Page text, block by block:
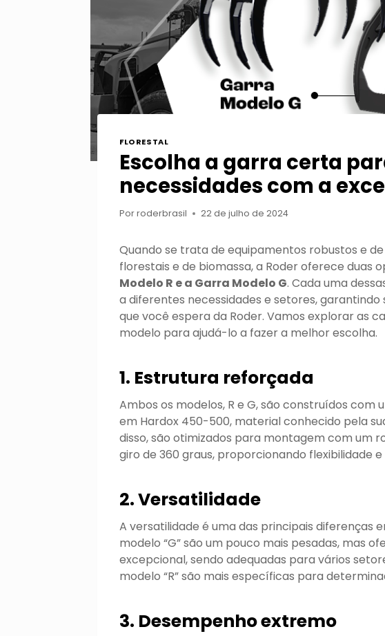
FLORESTAL
Escolha a garra certa
necessidades com a
Porroderbrasil 22 de julho de 2024
Quando se trata de equipamentos robustos e
florestais e de biomassa, a Roder oferece duas
Modelo R e a Garra Modelo G. Cada uma
a diferentes necessidades e setores,
que você espera da Roder. Vamos explorar as
modelo para ajudá-lo a fazer a melhor escolha.
1. Estrutura reforçada
Ambos os modelos, R e G, são construídos
em Hardox 450-500, material conhecido pela
disso, são otimizados para montagem com um
giro de 360 graus, proporcionando flexibilidade e
2. Versatilidade
A versatilidade é uma das principais diferenças
modelo “G” são um pouco mais pesadas, mas
excepcional, sendo adequadas para vários
modelo “R” são mais específicas para
3. Desempenho extremo